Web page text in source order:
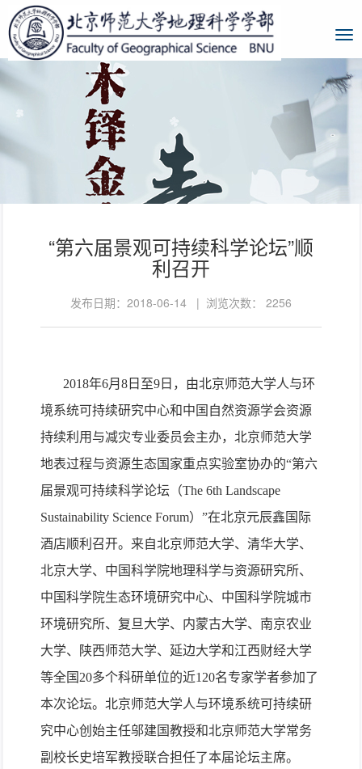
“第六届景观可持续科学论坛”顺
利召开
发布日期：2018-06-14 | 浏览次数： 2256
2018年6月 8日至9日，由北京师范大学人与环
境系统可持续研究中心和中国自然资源学会资源
持续利用与减灾专业委员会主办，北京师范大学
地表过程与资源生态国家重点实验室协办的“第六
届景观可持续科学论坛（The 6th Landscape
Sustainability Science Forum）”在北京元辰鑫国际
酒店顺利召开。来自北京师范大学、清华大学、
北京大学、中国科学院地理科学与资源研究所、
中国科学院生态环境研究中心、中国科学院城市
环境研究所、复旦大学、内蒙古大学、南京农业
大学、陕西师范大学、延边大学和江西财经大学
等全国 20多个科研单位的近120名专家学者参加了
本次论坛。北京师范大学人与环境系统可持续研
究中心创始主任邬建国教授和北京师范大学常务
副校长史培军教授联合担任了本届论坛主席。